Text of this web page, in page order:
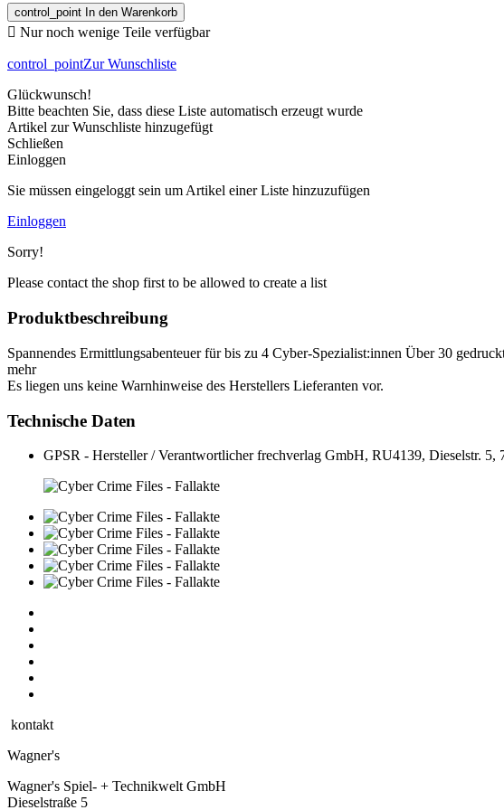
control_point In den Warenkorb
 Nur noch wenige Teile verfügbar
control_pointZur Wunschliste
Glückwunsch!
Bitte beachten Sie, dass diese Liste automatisch erzeugt wurde
Artikel zur Wunschliste hinzugefügt
Schließen
Einloggen
Sie müssen eingeloggt sein um Artikel einer Liste hinzuzufügen
Einloggen
Sorry!
Please contact the shop first to be allowed to create a list
Produktbeschreibung
Spannendes Ermittlungsabenteuer für bis zu 4 Cyber-Spezialist:innen Über 30
mehr
Es liegen uns keine Warnhinweise des Herstellers Lieferanten vor.
Technische Daten
GPSR - Hersteller / Verantwortlicher frechverlag GmbH, RU4139, Dieselstr. 5,
kontakt
Wagner's
Wagner's Spiel- + Technikwelt GmbH
Dieselstraße 5